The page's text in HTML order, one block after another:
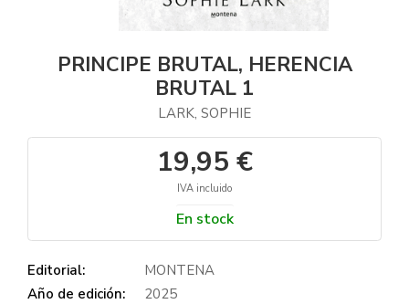
PRINCIPE BRUTAL, HERENCIA
BRUTAL 1
LARK, SOPHIE
19,95 €
IVA incluido
En stock
Editorial:
MONTENA
Año de edición:
2025